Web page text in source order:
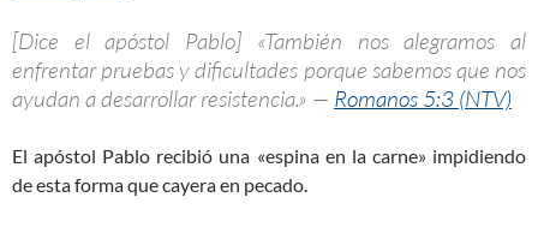
[Dice el apóstol Pablo] «También nos alegramos al
enfrentar pruebas y dificultades porque sabemos que nos
ayudan a desarrollar resistencia.» — Romanos 5:3 (NTV)
El apóstol Pablo recibió una «espina en la carne» impidiendo
de esta forma que cayera en pecado.